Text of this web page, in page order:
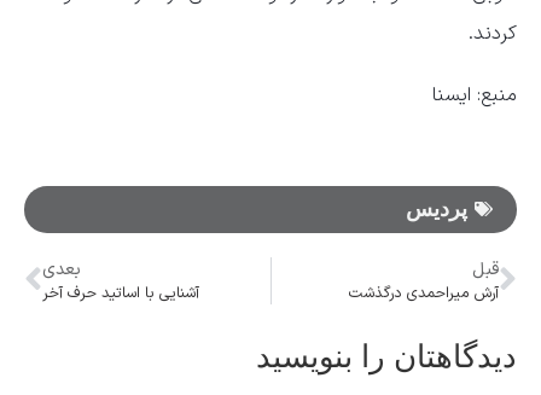
کردند.
منبع: ایسنا
پردیس
قبل
آرش میراحمدی درگذشت
بعدی
آشنایی با اساتید حرف آخر
دیدگاهتان را بنویسید